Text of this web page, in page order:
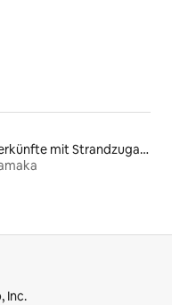
Unterkünfte mit Strandzugang
Inc.